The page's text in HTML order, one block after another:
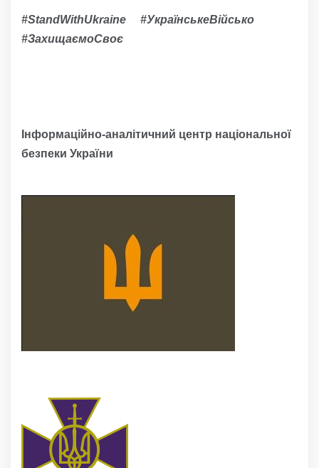
#StandWithUkraine #УкраїнськеВійсько
#ЗахищаємоСвоє
Інформаційно-аналітичний центр національної
безпеки України